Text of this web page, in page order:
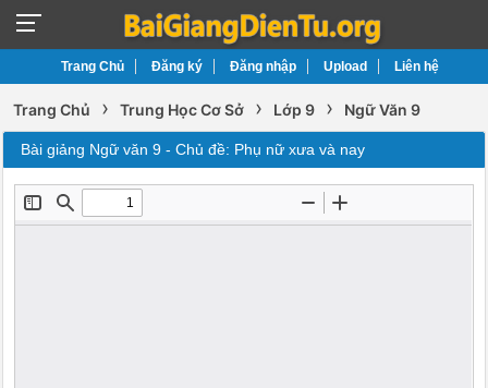
Trang Chủ Đăng ký Đăng nhập Upload Liên hệ
Trang Chủ › Trung Học Cơ Sở › Lớp 9 › Ngữ Văn 9
Bài giảng Ngữ văn 9 - Chủ đề: Phụ nữ xưa và nay